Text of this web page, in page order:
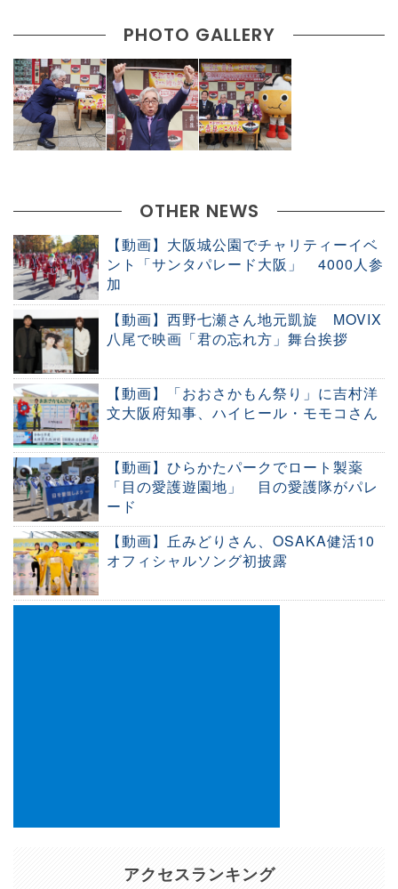
PHOTO GALLERY
OTHER NEWS
【動画】大阪城公園でチャリティーイベ
ント「サンタパレード大阪」 4000人参
加
【動画】西野七瀬さん地元凱旋 MOVIX
八尾で映画「君の忘れ方」舞台挨拶
【動画】「おおさかもん祭り」に吉村洋
文大阪府知事、ハイヒール・モモコさん
【動画】ひらかたパークでロート製薬
「目の愛護遊園地」 目の愛護隊がパレ
ード
【動画】丘みどりさん、OSAKA健活10
オフィシャルソング初披露
アクセスランキング